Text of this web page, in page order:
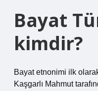
Bayat
kimdir?
Bayat etnonimi ilk
Kaşgarlı Mahmut